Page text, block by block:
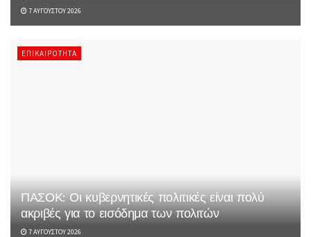
7 ΑΥΓΟΎΣΤΟΥ 2026
ΕΠΙΚΑΙΡΌΤΗΤΑ
ΠΑΣΟΚ: Οι κυβερνητικές πολιτικές είναι πολύ
ακριβές για το εισόδημα των πολιτών
7 ΑΥΓΟΎΣΤΟΥ 2026